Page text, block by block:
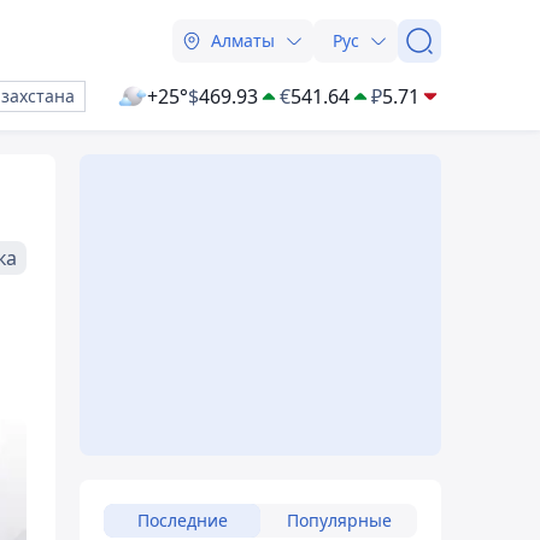
Алматы Рус
+25°$469.93 €541.64 ₽5.71
Последние Популярные